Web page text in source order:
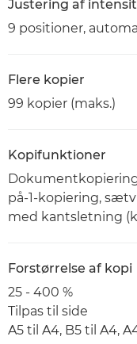
Justering af
9 positioner,
Flere kopier
99 kopier (maks.)
Kopifunktioner
på-1-kopiering,
med kantsletning
Forstørrelse af kopi
25 - 400 %
Tilpas til side
A5 til A4, B5 til A4,